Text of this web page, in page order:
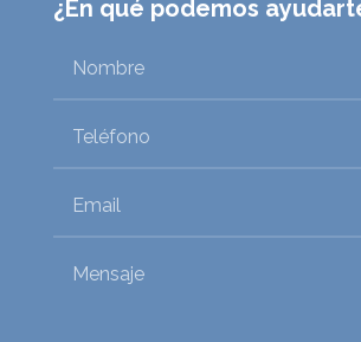
¿En qué podemos